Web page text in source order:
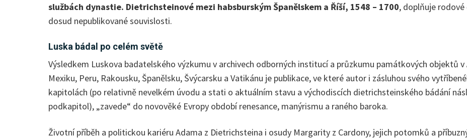
službách dynastie. Dietrichsteinové mezi habsburským Španělskem a Říší, 1548 – 1700, doplňuje
dosud nepublikované souvislosti.
Luska bádal po celém světě
Výsledkem Luskova badatelského výzkumu v archivech odborných institucí a průzkumu památkových objektů v
Mexiku, Peru, Rakousku, Španělsku, Švýcarsku a Vatikánu je publikace, ve které autor i zásluhou svého
kapitolách (po relativně nevelkém úvodu a stati o aktuálním stavu a východiscích dietrichsteinského bádání
podkapitol), „zavede“ do novověké Evropy období renesance, manýrismu a raného baroka.
Životní příběh a politickou kariéru Adama z Dietrichsteina i osudy Margarity z Cardony, jejich potomků a